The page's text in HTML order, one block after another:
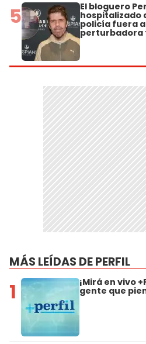
5 El bloguero
hospitalizado
policía fuera
perturbadora
MÁS LEÍDAS DE PERFIL
1 ¡Mirá en vivo
gente que